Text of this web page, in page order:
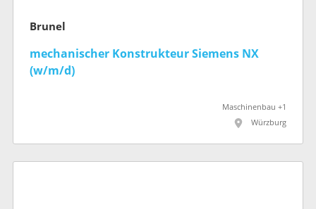
Brunel
mechanischer Konstrukteur Siemens NX
(w/m/d)
Maschinenbau +1
Würzburg